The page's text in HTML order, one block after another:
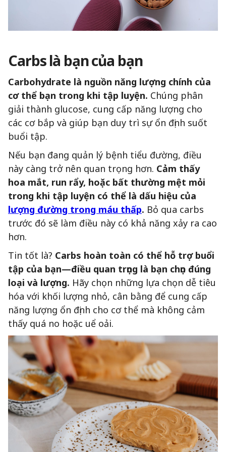
Carbs là bạn của bạn
Carbohydrate là nguồn năng lượng chính của
cơ thể bạn trong khi tập luyện. Chúng phân
giải thành glucose, cung cấp năng lượng cho
các cơ bắp và giúp bạn duy trì sự ổn định suốt
buổi tập.
Nếu bạn đang quản lý bệnh tiểu đường, điều
này càng trở nên quan trọng hơn. Cảm thấy
hoa mắt, run rẩy, hoặc bất thường mệt mỏi
trong khi tập luyện có thể là dấu hiệu của
lượng đường trong máu thấp. Bỏ qua carbs
trước đó sẽ làm điều này có khả năng xảy ra cao
hơn.
Tin tốt là? Carbs hoàn toàn có thể hỗ trợ buổi
tập của bạn—điều quan trọng là bạn chọn đúng
loại và lượng. Hãy chọn những lựa chọn dễ tiêu
hóa với khối lượng nhỏ, cân bằng để cung cấp
năng lượng ổn định cho cơ thể mà không cảm
thấy quá no hoặc uể oải.